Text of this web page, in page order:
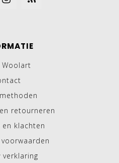
Woolart
retourneren
en klachten
verklaring